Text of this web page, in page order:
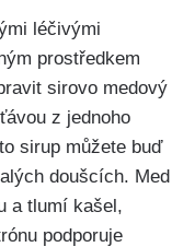
léčivými
prostředkem
⁤sirovo medový
z ​jednoho
sirup můžete buď
doušcích. Med
a tlumí ⁣kašel,
podporuje